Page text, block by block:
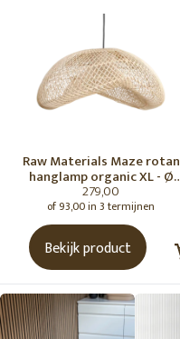
Raw Materials Maze rotan
hanglamp organic XL - Ø
75x31 cm
279,00
of 93,00 in 3 termijnen
Bekijk product